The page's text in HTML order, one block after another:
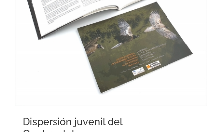
Dispersión juvenil del